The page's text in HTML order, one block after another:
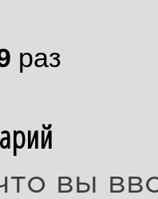
раз
вы